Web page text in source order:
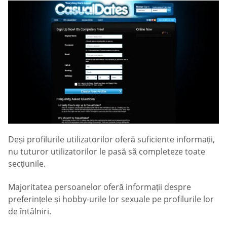
Deși profilurile utilizatorilor oferă suficiente informații,
nu tuturor utilizatorilor le pasă să completeze toate
secțiunile.
Majoritatea persoanelor oferă informații despre
preferințele și hobby-urile lor sexuale pe profilurile lor
de întâlniri.